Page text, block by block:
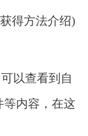
以查看到自
等内容，在这